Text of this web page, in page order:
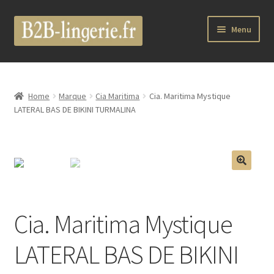
Aller
Aller
au
Menu
B2B Lingerie Site Officiel
Wholesale Registration Page
Boutique
Luxury Lingerie
Femme
Home Marque Cia Maritima
Cia. Maritima Mystique
LATERAL BAS DE BIKINI TURMALINA
Cia. Maritima Mystique
LATERAL BAS DE BIKINI